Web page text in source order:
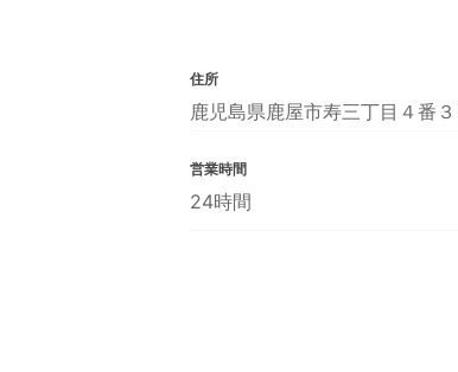
住所
鹿児島県鹿屋市寿三丁目４番
営業時間
24時間